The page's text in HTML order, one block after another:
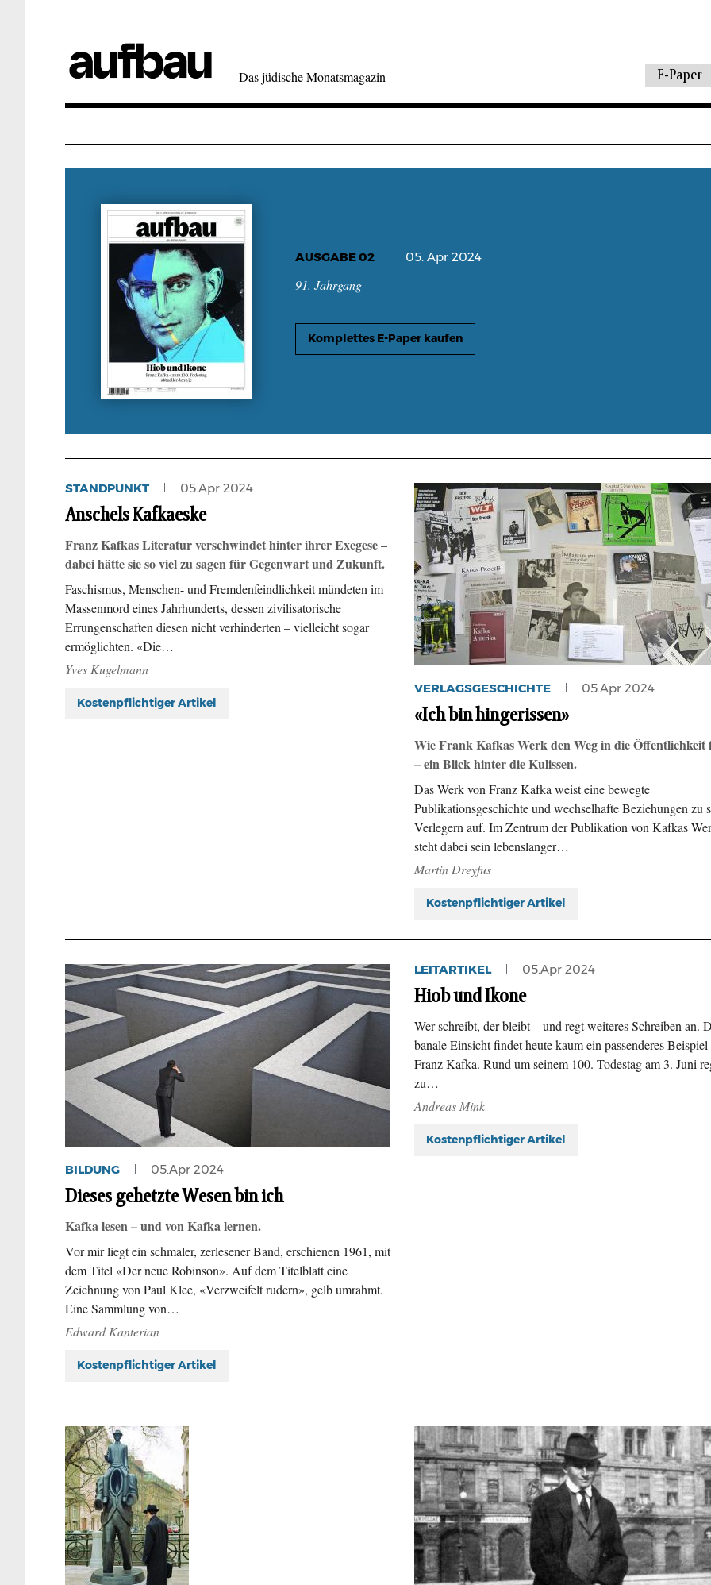
Das jüdische Monatsmagazin E-Paper
AUSGABE 02 05. Apr 2024
91. Jahrgang
Komplettes E-Paper kaufen
STANDPUNKT 05.Apr 2024
Anschels Kafkaeske
Franz Kafkas Literatur verschwindet hinter ihrer Exegese –
dabei hätte sie so viel zu sagen für Gegenwart und Zukunft.
Faschismus, Menschen- und Fremdenfeindlichkeit mündeten im
Massenmord eines Jahrhunderts, dessen zivilisatorische
Errungenschaften diesen nicht verhinderten – vielleicht sogar
ermöglichten. «Die…
Yves Kugelmann
Kostenpflichtiger Artikel
VERLAGSGESCHICHTE 05.Apr 2024
«Ich bin hingerissen»
Wie Frank Kafkas Werk den Weg in die Öffentlichkeit
– ein Blick hinter die Kulissen.
Das Werk von Franz Kafka weist eine bewegte
Publikationsgeschichte und wechselhafte Beziehungen zu
Verlegern auf. Im Zentrum der Publikation von Kafkas
steht dabei sein lebenslanger…
Martin Dreyfus
Kostenpflichtiger Artikel
BILDUNG 05.Apr 2024
Dieses gehetzte Wesen bin ich
Kafka lesen – und von Kafka lernen.
Vor mir liegt ein schmaler, zerlesener Band, erschienen 1961, mit
dem Titel «Der neue Robinson». Auf dem Titelblatt eine
Zeichnung von Paul Klee, «Verzweifelt rudern», gelb umrahmt.
Eine Sammlung von…
Edward Kanterian
Kostenpflichtiger Artikel
LEITARTIKEL 05.Apr 2024
Hiob und Ikone
Wer schreibt, der bleibt – und regt weiteres Schreiben an.
banale Einsicht findet heute kaum ein passenderes Beispiel
Franz Kafka. Rund um seinem 100. Todestag am 3. Juni
zu…
Andreas Mink
Kostenpflichtiger Artikel